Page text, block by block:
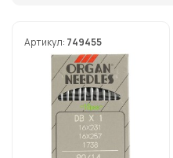
Артикул: 749455